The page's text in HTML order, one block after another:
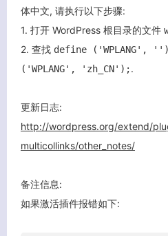
体中文, 请执行以下步骤:
1. 打开 WordPress 根目录的文件
2. 查找 define ('WPLANG',
('WPLANG', 'zh_CN');.
更新日志:
http://wordpress.org/extend/
multicollinks/other_notes/
备注信息:
如果激活插件报错如下: